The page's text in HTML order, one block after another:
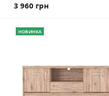
3 960 грн
НОВИНКА